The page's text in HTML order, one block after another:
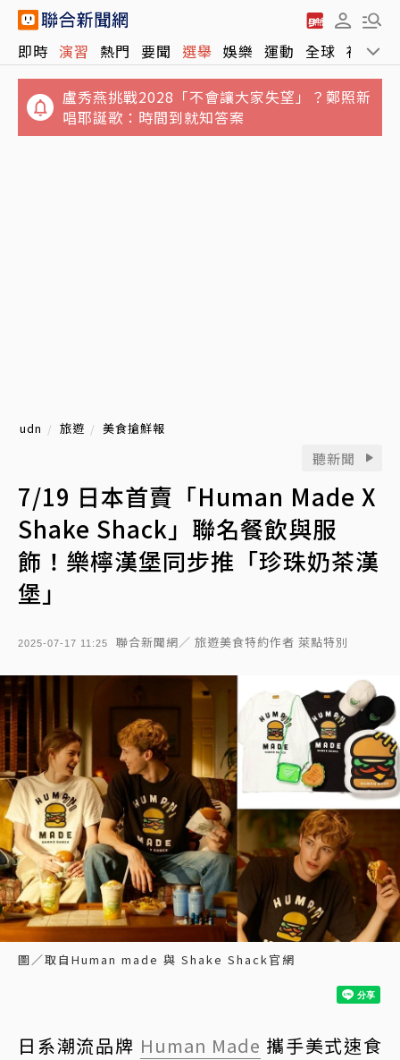
即時 演習 熱門 要聞 選舉 娛樂 運動 全球 社會
盧秀燕挑戰2028「不會讓大家失望」？鄭照新
唱耶誕歌：時間到就知答案
udn 旅遊 美食搶鮮報
聽新聞
7/19 日本首賣「Human Made X
Shake Shack」聯名餐飲與服
飾！樂檸漢堡同步推「珍珠奶茶漢
堡」
2025-07-17 11:25 聯合新聞網／ 旅遊美食特約作者 萊點特別
圖／取自Human made 與 Shake Shack官網
日系潮流品牌 Human Made 攜手美式速食